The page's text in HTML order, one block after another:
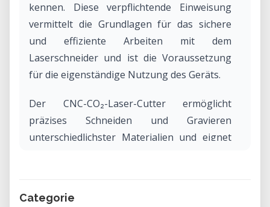
kennen. Diese verpflichtende Einweisung
vermittelt die Grundlagen für das sichere
und effiziente Arbeiten mit dem
Laserschneider und ist die Voraussetzung
für die eigenständige Nutzung des Geräts.
Der CNC-CO₂-Laser-Cutter ermöglicht
präzises Schneiden und Gravieren
unterschiedlichster Materialien und eignet
Categorie